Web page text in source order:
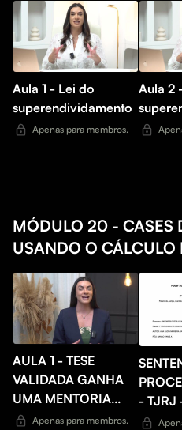
Aula 1 - Lei do
superendividamento
Apenas para membros.
Aula 2
MÓDULO 20 - CASES
USANDO O
AULA 1 - TESE
VALIDADA GANHA
UMA MENTORIA
INDIVIDUAL
Apenas para membros.
- TJRJ